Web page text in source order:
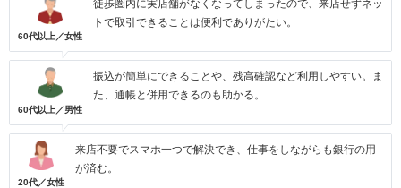
60代以上／女性
徒歩圏内に実店舗がなくなってしまったので、来店せずネッ
トで取引できることは便利でありがたい。
60代以上／男性
振込が簡単にできることや、残高確認など利用しやすい。ま
た、通帳と併用できるのも助かる。
20代／女性
来店不要でスマホ一つで解決でき、仕事をしながらも銀行の用
が済む。